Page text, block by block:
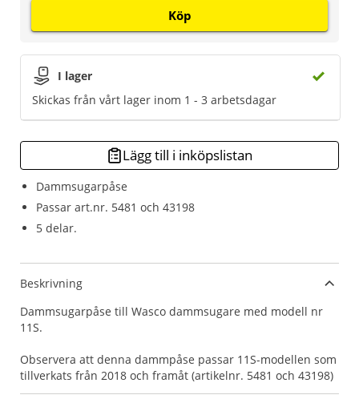
Dammsugarpåse
Passar art.nr. 5481 och 43198
5 delar.
I lager
Skickas från vårt lager inom 1 - 3 arbetsdagar
Köp
Lägg till i inköpslistan
Beskrivning
Dammsugarpåse till Wasco dammsugare med modell nr
11S.
Observera att denna dammpåse passar 11S-modellen som
tillverkats från 2018 och framåt (artikelnr. 5481 och 43198)